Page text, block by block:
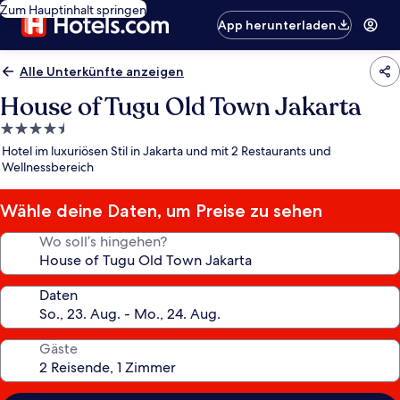
Zum Hauptinhalt springen
App herunterladen
Alle Unterkünfte anzeigen
House of Tugu Old Town Jakarta
4.5-
Sterne-
Unterkunft
Hotel im luxuriösen Stil in Jakarta und mit 2 Restaurants und
Wellnessbereich
Wähle deine Daten, um Preise zu sehen
Wo soll’s hingehen?
Daten
Gäste